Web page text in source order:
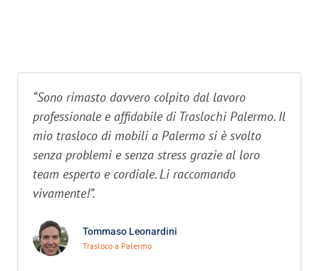
“Sono rimasto davvero colpito dal lavoro
professionale e affidabile di Traslochi Palermo. Il
mio trasloco di mobili a Palermo si è svolto
senza problemi e senza stress grazie al loro
team esperto e cordiale. Li raccomando
vivamente!”.
Tommaso Leonardini
Trasloco a Palermo